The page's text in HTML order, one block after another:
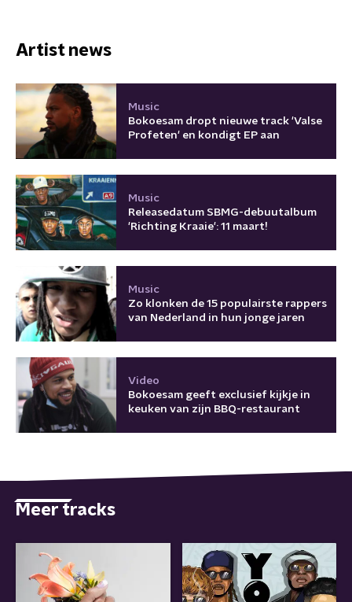
Artist news
Music
Bokoesam dropt nieuwe track 'Valse
Profeten' en kondigt EP aan
Music
Releasedatum SBMG-debuutalbum
'Richting Kraaie': 11 maart!
Music
Zo klonken de 15 populairste rappers
van Nederland in hun jonge jaren
Video
Bokoesam geeft exclusief kijkje in
keuken van zijn BBQ-restaurant
Meer tracks